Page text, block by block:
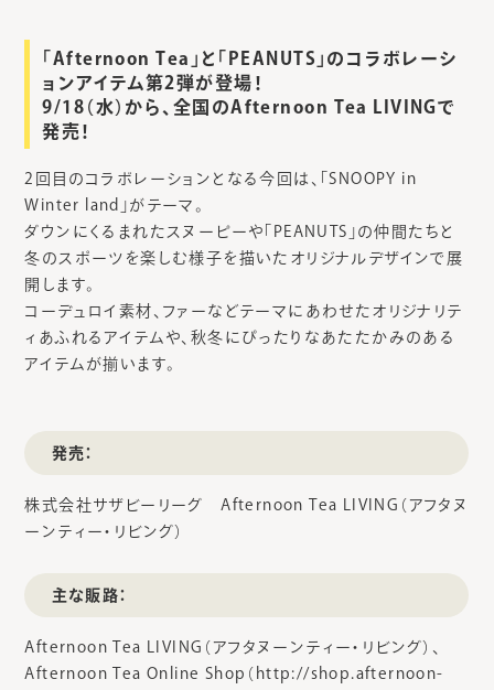
「Afternoon Tea」と「PEANUTS」のコラボレーシ
ョンアイテム第2弾が登場！
9/18（水）から、全国のAfternoon Tea LIVINGで
発売！
2回目のコラボレーションとなる今回は、「SNOOPY in
Winter land」がテーマ。
ダウンにくるまれたスヌーピーや「PEANUTS」の仲間たちと
冬のスポーツを楽しむ様子を描いたオリジナルデザインで展
開します。
コーデュロイ素材、ファーなどテーマにあわせたオリジナリテ
ィあふれるアイテムや、秋冬にぴったりなあたたかみのある
アイテムが揃います。
発売：
株式会社サザビーリーグ Afternoon Tea LIVING（アフタヌ
ーンティー・リビング）
主な販路：
Afternoon Tea LIVING（アフタヌーンティー・リビング）、
Afternoon Tea Online Shop（http://shop.afternoon-